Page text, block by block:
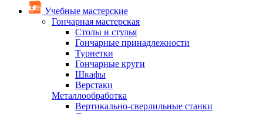
Учебные мастерские
Гончарная мастерская
Столы и стулья
Гончарные принадлежности
Турнетки
Гончарные круги
Шкафы
Верстаки
Металлообработка
Вертикально-сверлильные станки